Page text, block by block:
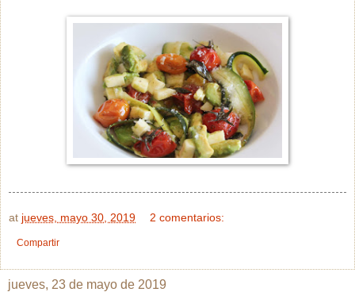
at jueves, mayo 30, 2019 2 comentarios:
Compartir
jueves, 23 de mayo de 2019